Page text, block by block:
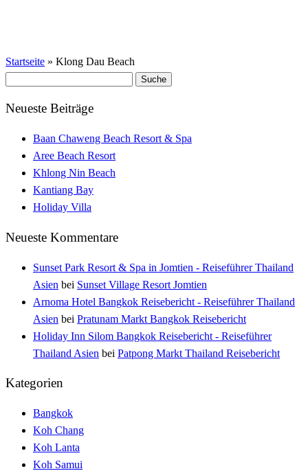
Startseite » Klong Dau Beach
Neueste Beiträge
Baan Chaweng Beach Resort & Spa
Aree Beach Resort
Khlong Nin Beach
Kantiang Bay
Holiday Villa
Neueste Kommentare
Sunset Park Resort & Spa in Jomtien - Reiseführer Thailand
Asien bei Sunset Village Resort Jomtien
Arnoma Hotel Bangkok Reisebericht - Reiseführer Thailand
Asien bei Pratunam Markt Bangkok Reisebericht
Holiday Inn Silom Bangkok Reisebericht - Reiseführer
Thailand Asien bei Patpong Markt Thailand Reisebericht
Kategorien
Bangkok
Koh Chang
Koh Lanta
Koh Samui